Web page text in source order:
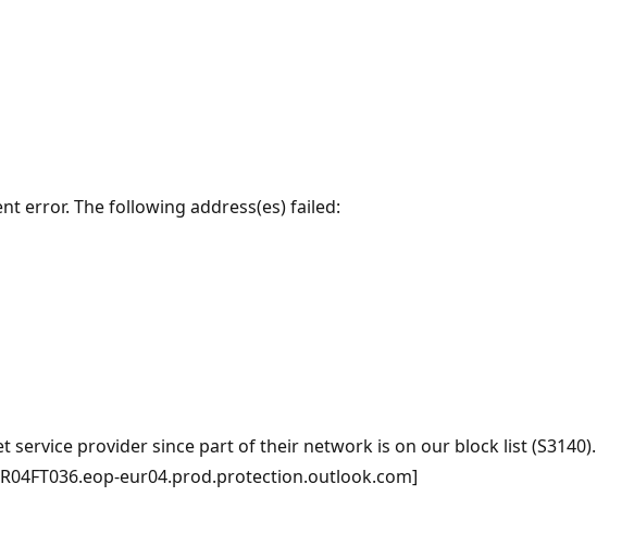
error. The following address(es) failed:
provider since part of their network is on our block list (S3140).
eur04.prod.protection.outlook.com]